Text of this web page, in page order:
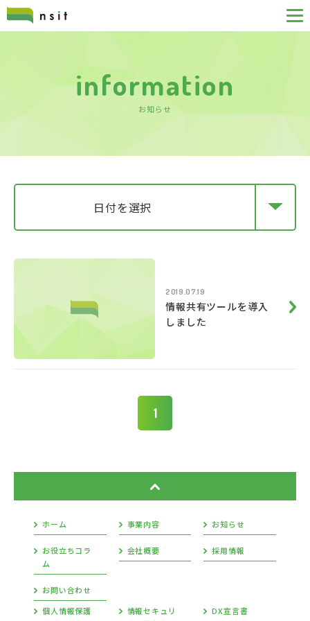
information
お知らせ
日付を選択
2019.07.19
情報共有ツールを導入
しました
1
ホーム 事業内容 お知らせ
お役立ちコラ
ム
会社概要 採用情報
お問い合わせ
個人情報保護
情報セキュリ
DX宣言書